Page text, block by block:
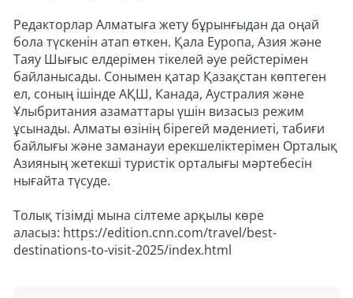
Редакторлар Алматыға жету бұрынғыдан да оңай
бола түскенін атап өткен. Қала Еуропа, Азия және
Таяу Шығыс елдерімен тікелей әуе рейстерімен
байланысады. Сонымен қатар Қазақстан көптеген
ел, соның ішінде АҚШ, Канада, Аустралия және
Ұлыбритания азаматтары үшін визасыз режим
ұсынады. Алматы өзінің бірегей мәдениеті, табиғи
байлығы және заманауи ерекшеліктерімен Орталық
Азияның жетекші туристік орталығы мәртебесін
нығайта түсуде.
Толық тізімді мына сілтеме арқылы көре
аласыз: https://edition.cnn.com/travel/best-
destinations-to-visit-2025/index.html